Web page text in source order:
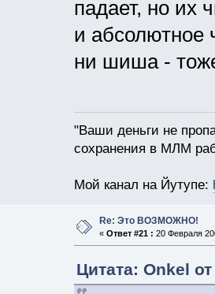
падает, но их
и абсолютное
ни шиша -
"Ваши деньги не
сохранения в МЛМ
Мой канал на Йутупе:
Re: Это ВОЗМОЖНО!
« Ответ #21 : 20 Февраля
Цитата: Onkel